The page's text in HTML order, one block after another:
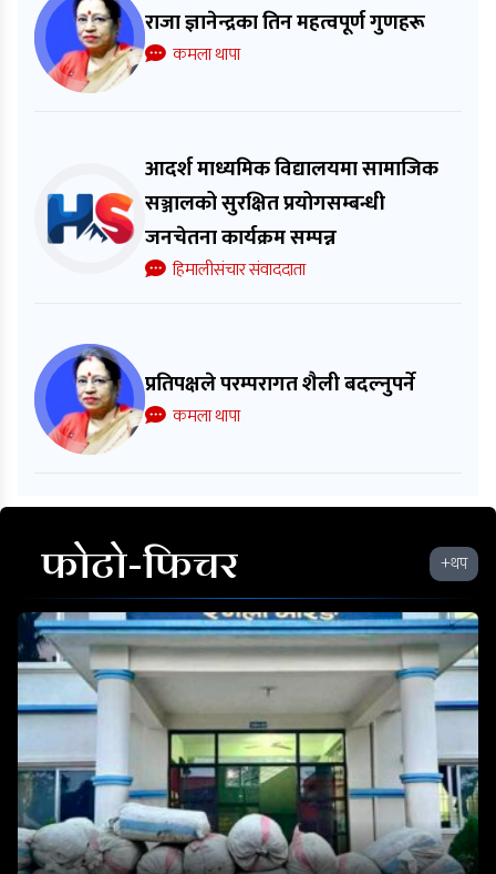
राजा ज्ञानेन्द्रका तिन महत्वपूर्ण गुणहरू
कमला थापा
आदर्श माध्यमिक विद्यालयमा सामाजिक
सञ्जालको सुरक्षित प्रयोगसम्बन्धी
जनचेतना कार्यक्रम सम्पन्न
हिमालीसंचार संवाददाता
प्रतिपक्षले परम्परागत शैली बदल्नुपर्ने
कमला थापा
फोटो-फिचर +थप